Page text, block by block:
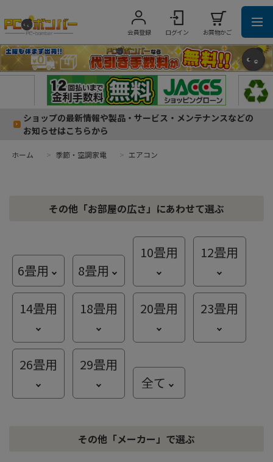
会員登録 ログイン お買物かご
ショップの最新情報や製品・サービス・メンテナンスなどの
お知らせはこちらから
ホーム > 季節・空調家電 > エアコン
その他「お部屋の広さ」 にあわせて選ぶ
6畳用 8畳用
10畳用 12畳用
14畳用 18畳用 20畳用 23畳用
26畳用 29畳用
全て
その他「メーカー」 で選ぶ